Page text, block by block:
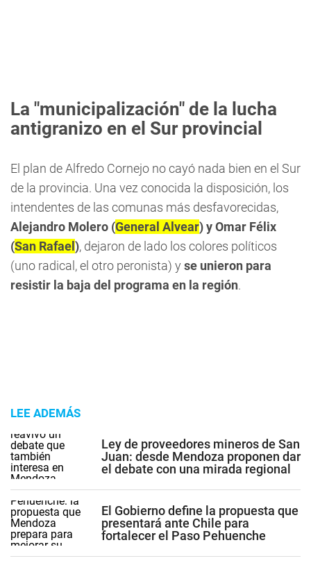
La "municipalización" de la lucha
antigranizo en el Sur provincial
El plan de Alfredo Cornejo no cayó nada bien en el Sur
de la provincia. Una vez conocida la disposición, los
intendentes de las comunas más desfavorecidas,
Alejandro Molero (General Alvear) y Omar Félix
(San Rafael ), dejaron de lado los colores políticos
(uno radical, el otro peronista) y se unieron para
resistir la baja del programa en la región.
LEE ADEMÁS
Ley de proveedores mineros de San
Juan: desde Mendoza proponen dar
el debate con una mirada regional
El Gobierno define la propuesta que
presentará ante Chile para
fortalecer el Paso Pehuenche